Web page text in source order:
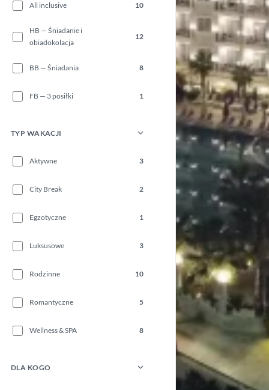
All inclusive 10
HB — Śniadanie i
obiadokolacja
12
BB — Śniadania 8
FB — 3 posiłki 1
TYP WAKACJI
Aktywne 3
City Break 2
Egzotyczne 1
Luksusowe 3
Rodzinne 10
Romantyczne 5
Wellness & SPA 8
DLA KOGO